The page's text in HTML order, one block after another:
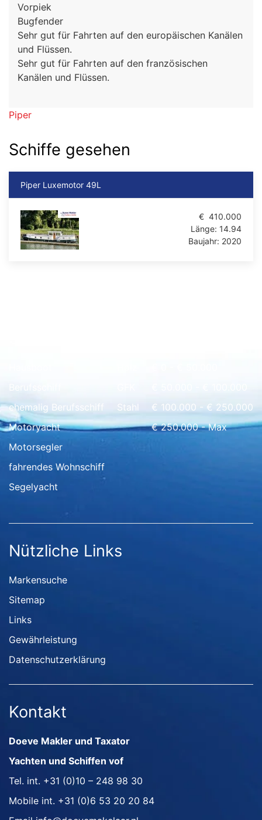
Vorpiek
Bugfender
Sehr gut für Fahrten auf den europäischen Kanälen
und Flüssen.
Sehr gut für Fahrten auf den französischen
Kanälen und Flüssen.
Piper
Schiffe gesehen
Piper Luxemotor 49L
€ 410.000
Länge: 14.94
Baujahr: 2020
ehemalig Berufsschiff
Motoryacht
Motorsegler
fahrendes Wohnschiff
Segelyacht
Stahl
€ 100.000 - € 250.000
€ 250.000 - Max
Nützliche Links
Markensuche
Sitemap
Links
Gewährleistung
Datenschutzerklärung
Kontakt
Doeve Makler und Taxator
Yachten und Schiffen vof
Tel. int. +31 (0)10 – 248 98 30
Mobile int. +31 (0)6 53 20 20 84